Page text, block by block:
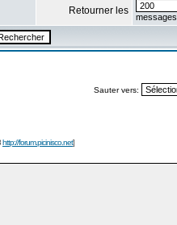
Retourner les
messages
Sauter vers:
http://forum.picinisco.net]